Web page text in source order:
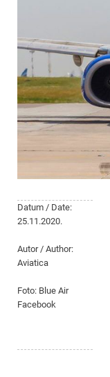
Datum / Date:
25.11.2020.
Autor / Author:
Aviatica
Foto: Blue Air
Facebook